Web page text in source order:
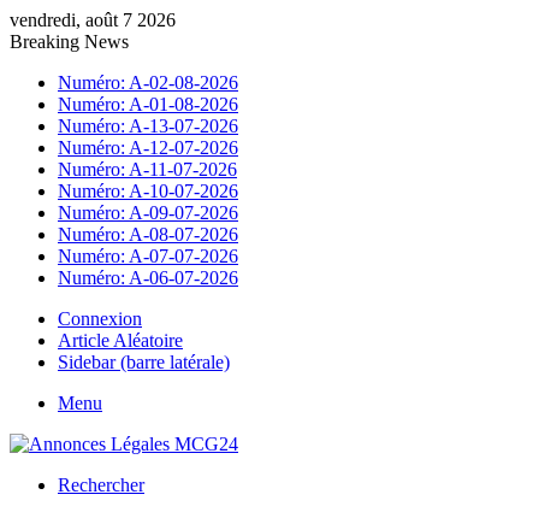
vendredi, août 7 2026
Breaking News
Numéro: A-02-08-2026
Numéro: A-01-08-2026
Numéro: A-13-07-2026
Numéro: A-12-07-2026
Numéro: A-11-07-2026
Numéro: A-10-07-2026
Numéro: A-09-07-2026
Numéro: A-08-07-2026
Numéro: A-07-07-2026
Numéro: A-06-07-2026
Connexion
Article Aléatoire
Sidebar (barre latérale)
Menu
Rechercher